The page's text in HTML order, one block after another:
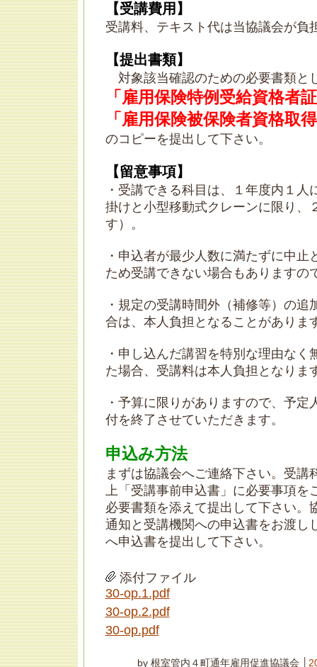
【受講費用】
受講料、テキスト代は当協議会が負
【提出書類】
対象該当確認のための必要書類と
「雇用保険特例受給資格者
「雇用保険被保険者資格取
のコピーを提出して下さい。
【留意事項】
・受講できる科目は、１年度内１人
掛けと小型移動式クレーンに限り、
す）。
・申込者が最少人数に満たずに中止
ため受講できない場合もありますの
・規定の受講時間外（補修等）の追
合は、本人負担となることがありま
・申し込んだ講習を特別な理由なく
た場合、受講料は本人負担となりま
・予算に限りがありますので、予定
付を終了させていただきます。
申込み方法
まずは協議会へご連絡下さい。受講
上「受講事前申込書」に必要事項を
必要書類を添えて提出して下さい。
通知と受講機関への申込書をお渡し
へ申込書を提出して下さい。
添付ファイル
30-op.1.pdf
30-op.2.pdf
30-op.pdf
by 根室管内４町通年雇用促進協議会 │